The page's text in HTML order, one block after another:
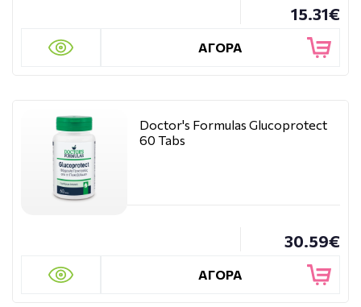
15.31€
ΑΓΟΡΑ
Doctor's Formulas Glucoprotect
60 Tabs
30.59€
ΑΓΟΡΑ